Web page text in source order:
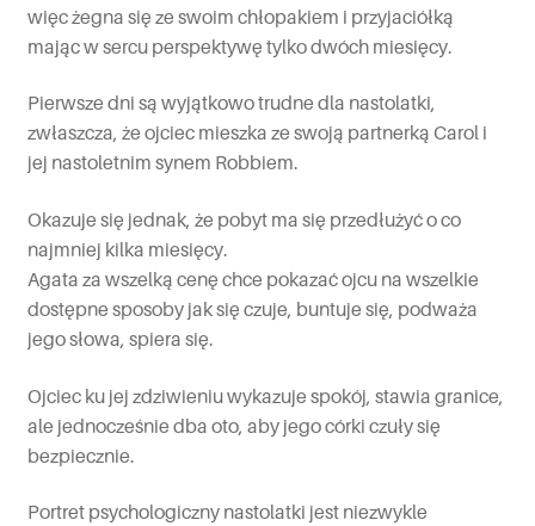
więc żegna się ze swoim chłopakiem i przyjaciółką
mając w sercu perspektywę tylko dwóch miesięcy.
Pierwsze dni są wyjątkowo trudne dla nastolatki,
zwłaszcza, że ojciec mieszka ze swoją partnerką Carol i
jej nastoletnim synem Robbiem.
Okazuje się jednak, że pobyt ma się przedłużyć o co
najmniej kilka miesięcy.
Agata za wszelką cenę chce pokazać ojcu na wszelkie
dostępne sposoby jak się czuje, buntuje się, podważa
jego słowa, spiera się.
Ojciec ku jej zdziwieniu wykazuje spokój, stawia granice,
ale jednocześnie dba oto, aby jego córki czuły się
bezpiecznie.
Portret psychologiczny nastolatki jest niezwykle